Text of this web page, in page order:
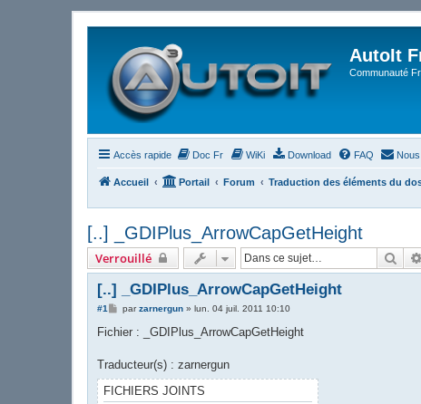
AutoIt
Communauté
Accès rapide Doc Fr WiKi Download FAQ
Accueil Portail Forum Traduction des éléments du
[..] _GDIPlus_ArrowCapGetHeight
Verrouillé
[..] _GDIPlus_ArrowCapGetHeight
#1
M
s
g
parzarnergun» lun. 04 juil. 2011 10:10
Fichier : _GDIPlus_ArrowCapGetHeight
Traducteur(s) : zarnergun
FICHIERS JOINTS